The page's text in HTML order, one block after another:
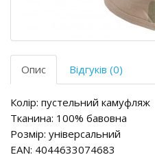
Опис Відгуків (0)
Колір: пустельний камуфляж
Тканина: 100% бавовна
Розмір: універсальний
EAN: 4044633074683